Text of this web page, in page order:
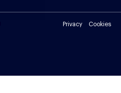
Privacy Cookies